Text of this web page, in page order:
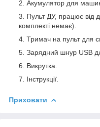
Акумулятор для
Пульт ДУ, працює від
комплекті немає).
Тримач на пульт для
Зарядний шнур USB
Викрутка.
Інструкції.
Приховати